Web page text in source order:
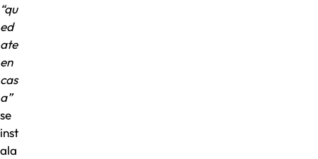
“qu
ed
ate
en
cas
a”
se
inst
ala